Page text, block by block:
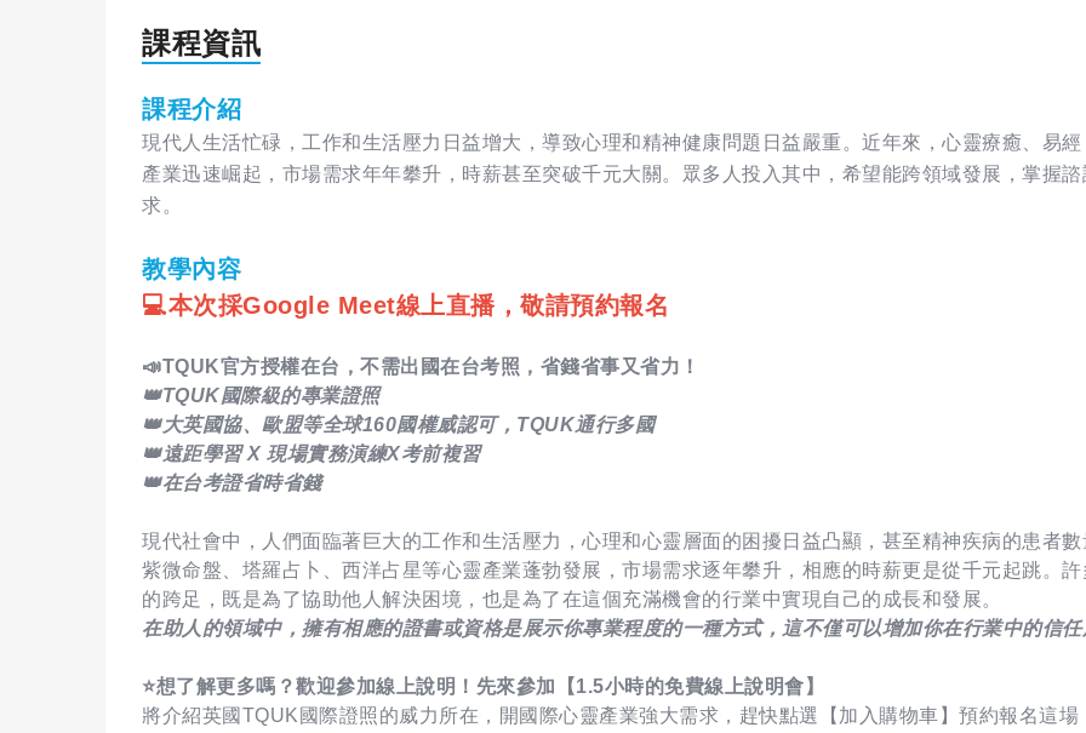
課程資訊
課程介紹
現代人生活忙碌，工作和生活壓力日益增大，導致心理和精神健康問題日益嚴重。近年來，心靈療癒、易
產業迅速崛起，市場需求年年攀升，時薪甚至突破千元大關。眾多人投入其中，希望能跨領域發展，掌握
求。
教學內容
💻本次採Google Meet線上直播，敬請預約報名
📣TQUK官方授權在台，不需出國在台考照，省錢省事又省力！
👑TQUK國際級的專業證照
👑大英國協、歐盟等全球160國權威認可，TQUK通行多國
👑遠距學習 X 現場實務演練X考前複習
👑在台考證省時省錢
現代社會中，人們面臨著巨大的工作和生活壓力，心理和心靈層面的困擾日益凸顯，甚至精神疾病的患者
紫微命盤、塔羅占卜、西洋占星等心靈產業蓬勃發展，市場需求逐年攀升，相應的時薪更是從千元起跳。
的跨足，既是為了協助他人解決困境，也是為了在這個充滿機會的行業中實現自己的成長和發展。
在助人的領域中，擁有相應的證書或資格是展示你專業程度的一種方式，這不僅可以增加你在行業中的信
⭐️想了解更多嗎？歡迎參加線上說明！先來參加【1.5小時的免費線上說明會】
將介紹英國TQUK國際證照的威力所在，開國際心靈產業強大需求，趕快點選【加入購物車】預約報名這